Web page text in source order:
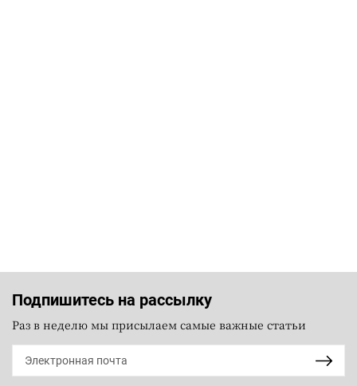
Подпишитесь на рассылку
Раз в неделю мы присылаем самые важные статьи